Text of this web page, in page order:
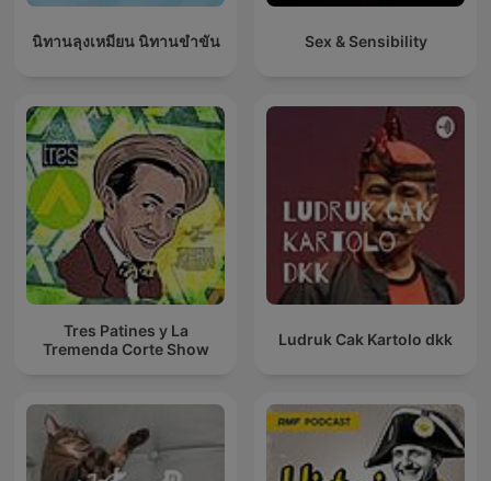
นิทานลุงเหมียน นิทานขำขัน Sex & Sensibility
Tres Patines y La
Tremenda Corte Show
Ludruk Cak Kartolo dkk